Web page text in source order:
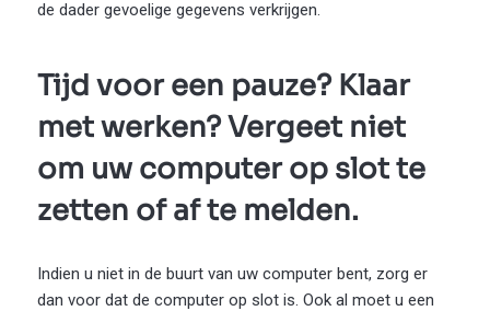
de dader gevoelige gegevens verkrijgen.
Tijd voor een pauze? Klaar
met werken? Vergeet niet
om uw computer op slot te
zetten of af te melden.
Indien u niet in de buurt van uw computer bent, zorg er
dan voor dat de computer op slot is. Ook al moet u een